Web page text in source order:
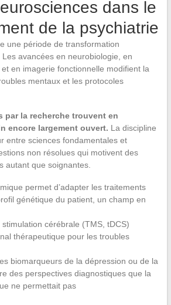
dans le
de la psychiatrie
une période de transformation
avancées en neurobiologie, en
en imagerie fonctionnelle modifient la
mentaux et les protocoles
par la recherche trouvent en
encore largement ouvert. La discipline
entre sciences fondamentales et
non résolues qui motivent des
autant que soignantes.
permet d’adapter les traitements
génétique du patient, un champ en
cérébrale (TMS, tDCS)
thérapeutique pour les troubles
biomarqueurs de la dépression ou de la
des perspectives diagnostiques que la
ne permettait pas